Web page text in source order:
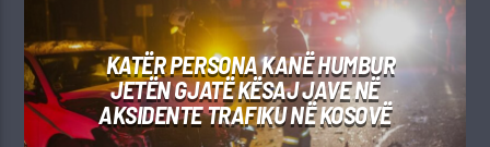
KATËR PERSONA KANË HUMBUR
JETËN GJATË KËSAJ JAVE NË
AKSIDENTE TRAFIKU NË KOSOVË